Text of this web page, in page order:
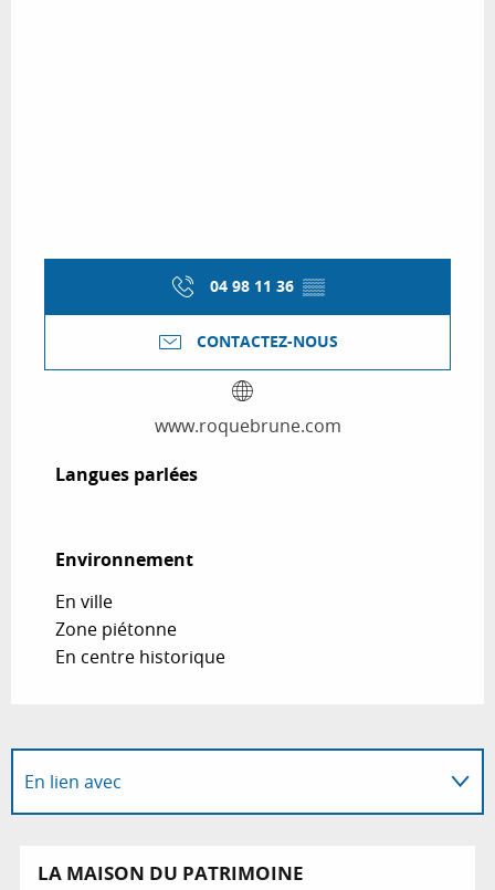
04 98 11 36 ▒▒
CONTACTEZ-NOUS
www.roquebrune.com
Langues parlées
Langues parlées
Environnement
Environnement
En ville
Zone piétonne
En centre historique
En lien avec
LA MAISON DU PATRIMOINE